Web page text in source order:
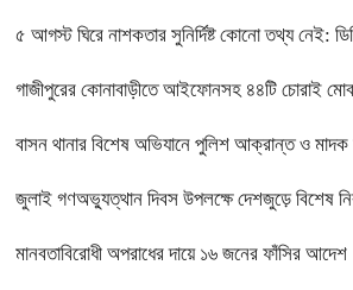
৫ আগস্ট ঘিরে নাশকতার সুনির্দিষ্ট কোনো তথ্য নেই:
গাজীপুরের কোনাবাড়ীতে আইফোনসহ ৪৪টি চোরাই
বাসন থানার বিশেষ অভিযানে পুলিশ আক্রান্ত ও
জুলাই গণঅভ্যুত্থান দিবস উপলক্ষে দেশজুড়ে বিশেষ
মানবতাবিরোধী অপরাধের দায়ে ১৬ জনের ফাঁসির আদেশ